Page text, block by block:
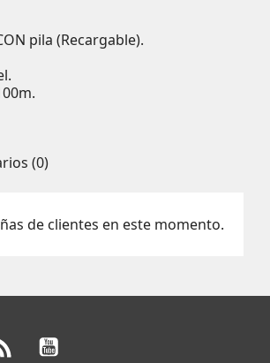
pila (Recargable).
(0)
de clientes en este momento.